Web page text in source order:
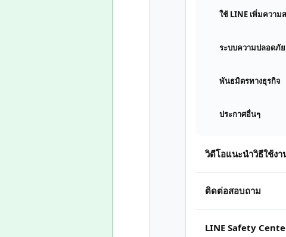
ใช้ LINE เพิ่มความ
ระบบความปลอดภั
พันธมิตรทางธุรกิจ
ประกาศอื่นๆ
วิดีโอแนะนำวิธีใช้งา
ติดต่อสอบถาม
LINE Safety